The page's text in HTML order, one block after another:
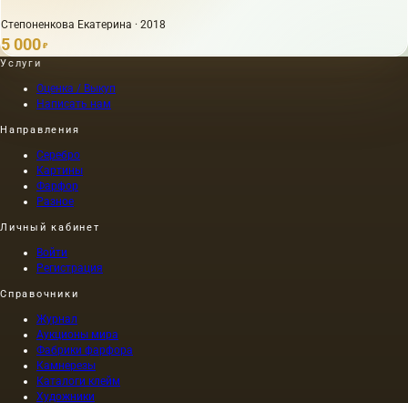
Степоненкова Екатерина · 2018
5 000 ₽
Услуги
Оценка / Выкуп
Написать нам
Направления
Серебро
Картины
Фарфор
Разное
Личный кабинет
Войти
Регистрация
Справочники
Журнал
Аукционы мира
Фабрики фарфора
Камнерезы
Каталоги клейм
Художники